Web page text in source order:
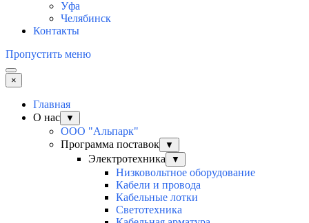
Уфа
Челябинск
Контакты
Пропустить меню
×
Главная
О нас
▼
ООО "Альпарк"
Программа поставок
▼
Электротехника ▼
Низковольтное оборудование
Кабели и провода
Кабельные лотки
Светотехника